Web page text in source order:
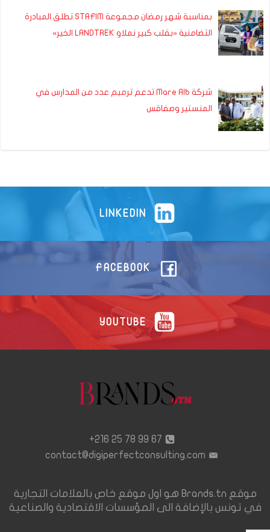
بمناسبة شهر رمضان مجموعة STAFIM تطلق المبادرة
التضامنية «بقلب كبير نملاو LANDTREK الخير»
شركة Mare Alb تدعم ترميم عدد من المدارس في
المنستير وصفاقس
LINKEDIN
FACEBOOK
YOUTUBE
67 99 78 25 216+
contact@digiperfectconsulting.com
موقع Brands.tn هو اول موقع خاص بالعلامات التجارية
في تونس بالإضافة الى المؤسسات الاقتصادية والصناعية